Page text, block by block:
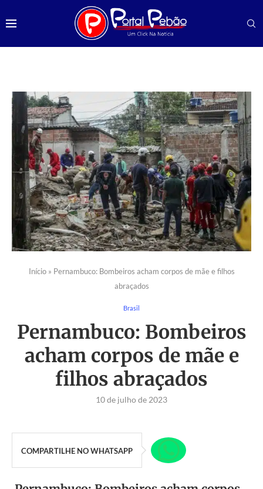
Início» Pernambuco: Bombeiros acham corpos de mãe e filhos
abraçados
Brasil
Pernambuco: Bombeiros
acham corpos de mãe e
filhos abraçados
10 de julho de 2023
COMPARTILHE NO WHATSAPP